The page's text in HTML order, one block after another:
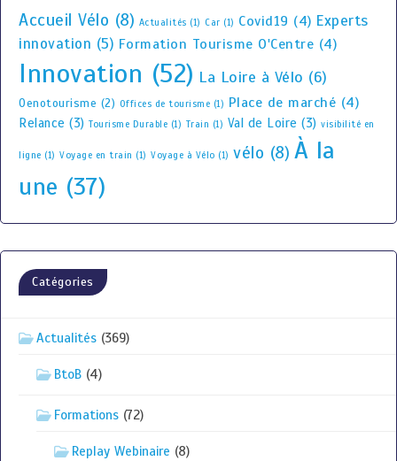
Accueil Vélo (8) Actualités (1) Car (1) Covid19 (4) Experts
innovation (5) Formation Tourisme O'Centre (4)
Innovation (52) La Loire à Vélo (6)
Oenotourisme (2) Offices de tourisme (1) Place de marché (4)
Relance (3) Tourisme Durable (1) Train (1) Val de Loire (3) visibilité en
ligne (1) Voyage en train (1) Voyage à Vélo (1) vélo (8) À la
une (37)
Catégories
Actualités (369)
BtoB (4)
Formations (72)
Replay Webinaire (8)